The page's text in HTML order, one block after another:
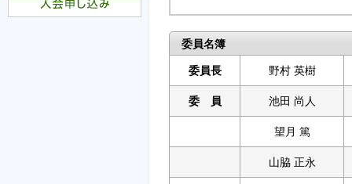
委員名簿
委員長 野村 英樹
委 員 池田 尚人
望月 篤
山脇 正永